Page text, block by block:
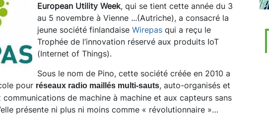
European Utility Week, qui se tient cette année du 3
au 5 novembre à Vienne ...(Autriche), a consacré la
jeune société finlandaise Wirepas qui a reçu le
Trophée de l’innovation réservé aux produits IoT
(Internet of Things).
Sous le nom de Pino, cette société créée en 2010 a
pour réseaux radio maillés multi-sauts, auto-organisés et
de machine à machine et aux capteurs sans
présente ni plus ni moins comme « révolutionnaire »…